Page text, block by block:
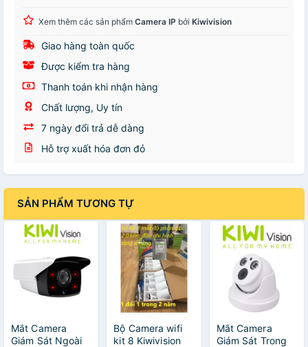
Xem thêm các sản phẩm Camera IP bởi Kiwivision
Giao hàng toàn quốc
Được kiểm tra hàng
Thanh toán khi nhận hàng
Chất lượng, Uy tín
7 ngày đổi trả dễ dàng
Hỗ trợ xuất hóa đơn đỏ
SẢN PHẨM TƯƠNG TỰ
Mắt Camera
Giám Sát Ngoài
Bộ Camera wifi
kit 8 Kiwivision
Mắt Camera
Giám Sát Trong